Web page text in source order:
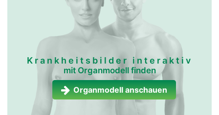
Krankheitsbilder interaktiv
mit Organmodell finden
Organmodell anschauen